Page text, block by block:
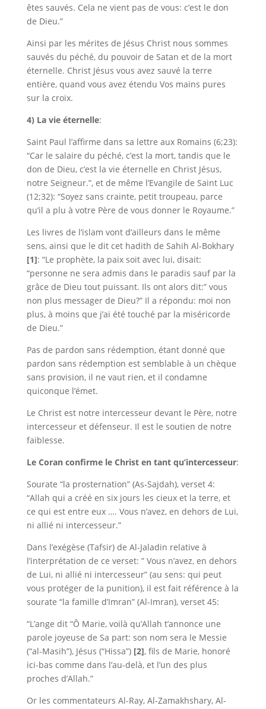
êtes sauvés. Cela ne vient pas de vous: c’est le don
de Dieu.”
Ainsi par les mérites de Jésus Christ nous sommes
sauvés du péché, du pouvoir de Satan et de la mort
éternelle. Christ Jésus vous avez sauvé la terre
entière, quand vous avez étendu Vos mains pures
sur la croix.
4) La vie éternelle:
Saint Paul l’affirme dans sa lettre aux Romains (6;23):
“Car le salaire du péché, c’est la mort, tandis que le
don de Dieu, c’est la vie éternelle en Christ Jésus,
notre Seigneur.”, et de même l’Evangile de Saint Luc
(12;32): “Soyez sans crainte, petit troupeau, parce
qu’il a plu à votre Père de vous donner le Royaume.”
Les livres de l’islam vont d’ailleurs dans le même
sens, ainsi que le dit cet hadith de Sahih Al-Bokhary
[1]: “Le prophète, la paix soit avec lui, disait:
“personne ne sera admis dans le paradis sauf par la
grâce de Dieu tout puissant. Ils ont alors dit:” vous
non plus messager de Dieu?” Il a répondu: moi non
plus, à moins que j’ai été touché par la miséricorde
de Dieu.”
Pas de pardon sans rédemption, étant donné que
pardon sans rédemption est semblable à un chèque
sans provision, il ne vaut rien, et il condamne
quiconque l’émet.
Le Christ est notre intercesseur devant le Père, notre
intercesseur et défenseur. Il est le soutien de notre
faiblesse.
Le Coran confirme le Christ en tant qu’intercesseur:
Sourate “la prosternation” (As-Sajdah), verset 4:
“Allah qui a créé en six jours les cieux et la terre, et
ce qui est entre eux …. Vous n’avez, en dehors de Lui,
ni allié ni intercesseur.”
Dans l’exégèse (Tafsir) de Al-Jaladin relative à
l’interprétation de ce verset: ” Vous n’avez, en dehors
de Lui, ni allié ni intercesseur” (au sens: qui peut
vous protéger de la punition), il est fait référence à la
sourate “la famille d’Imran” (Al-Imran), verset 45:
“L’ange dit “Ô Marie, voilà qu’Allah t’annonce une
parole joyeuse de Sa part: son nom sera le Messie
(“al-Masih”), Jésus (“Hissa”) [2], fils de Marie, honoré
ici-bas comme dans l’au-delà, et l’un des plus
proches d’Allah.”
Or les commentateurs Al-Ray, Al-Zamakhshary, Al-